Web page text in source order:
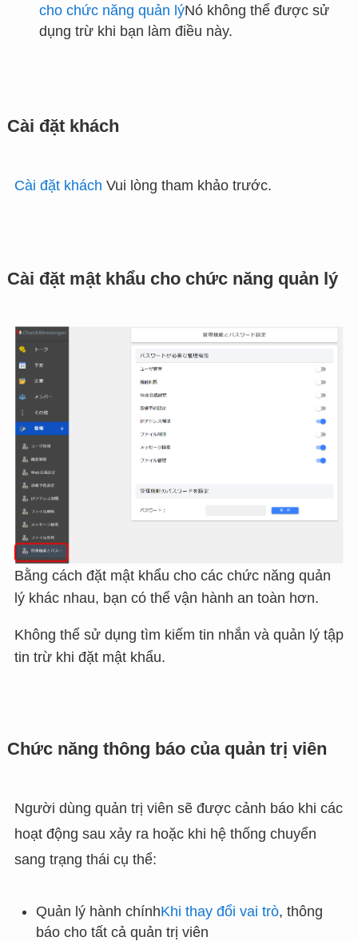
cho chức năng quản lýNó không thể được sử
dụng trừ khi bạn làm điều này.
Cài đặt khách
Cài đặt khách Vui lòng tham khảo trước.
Cài đặt mật khẩu cho chức năng quản lý
Bằng cách đặt mật khẩu cho các chức năng quản
lý khác nhau, bạn có thể vận hành an toàn hơn.
Không thể sử dụng tìm kiếm tin nhắn và quản lý tập
tin trừ khi đặt mật khẩu.
Chức năng thông báo của quản trị viên
Người dùng quản trị viên sẽ được cảnh báo khi các
hoạt động sau xảy ra hoặc khi hệ thống chuyển
sang trạng thái cụ thể:
Quản lý hành chínhKhi thay đổi vai trò, thông
báo cho tất cả quản trị viên